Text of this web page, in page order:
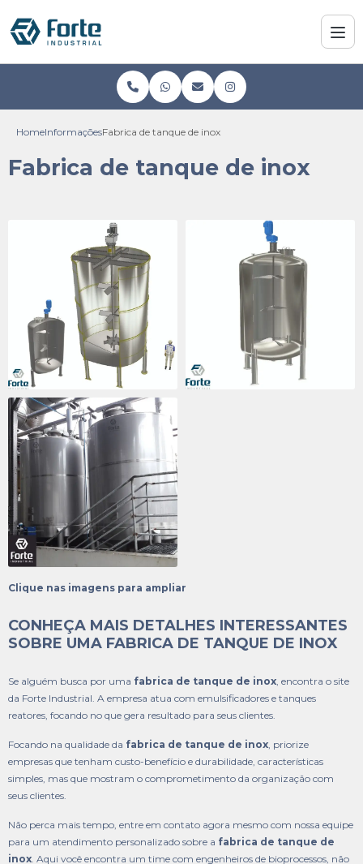
HomeInformaçõesFabrica de tanque de inox
Fabrica de tanque de inox
Clique nas imagens para ampliar
CONHEÇA MAIS DETALHES INTERESSANTES
SOBRE UMA FABRICA DE TANQUE DE INOX
Se alguém busca por uma fabrica de tanque de inox, encontra o site
da Forte Industrial. A empresa atua com emulsificadores e tanques
reatores, focando no que gera resultado para seus clientes.
Focando na qualidade da fabrica de tanque de inox, priorize
empresas que tenham custo-benefício e durabilidade, características
simples, mas que mostram o comprometimento da organização com
seus clientes.
Não perca mais tempo, entre em contato agora mesmo com nossa equipe
para um atendimento personalizado sobre a fabrica de tanque de
inox. Aqui você encontra um time com engenheiros de bioprocessos, não